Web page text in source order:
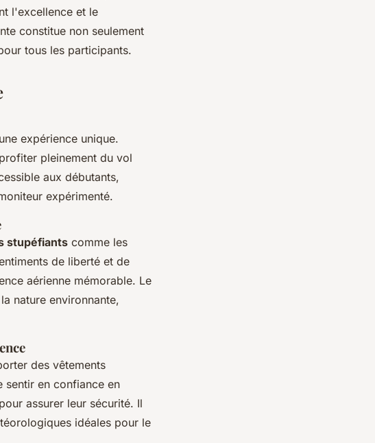
l'excellence et le
constitue non seulement
tous les participants.
expérience unique.
pleinement du vol
aux débutants,
expérimenté.
stupéfiants comme les
de liberté et de
aérienne mémorable. Le
nature environnante,
des vêtements
sentir en confiance en
pour assurer leur sécurité. Il
idéales pour le